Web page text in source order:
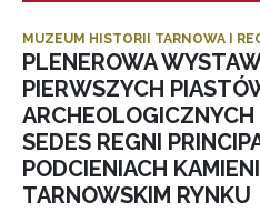
MUZEUM HISTORII TARNOWA I
PLENEROWA
PIERWSZYCH
SEDES REGNI
PODCIENIACH
TARNOWSKIM RYNKU